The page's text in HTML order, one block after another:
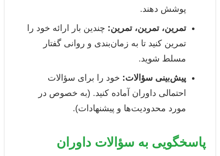
پوشش دهند.
تمرین، تمرین، تمرین: چندین بار ارائه خود را
تمرین کنید تا به زمان‌بندی و روانی گفتار
مسلط شوید.
پیش‌بینی سؤالات: خود را برای سؤالات
احتمالی داوران آماده کنید. (به خصوص در
مورد محدودیت‌ها و پیشنهادات).
پاسخگویی به سؤالات داوران